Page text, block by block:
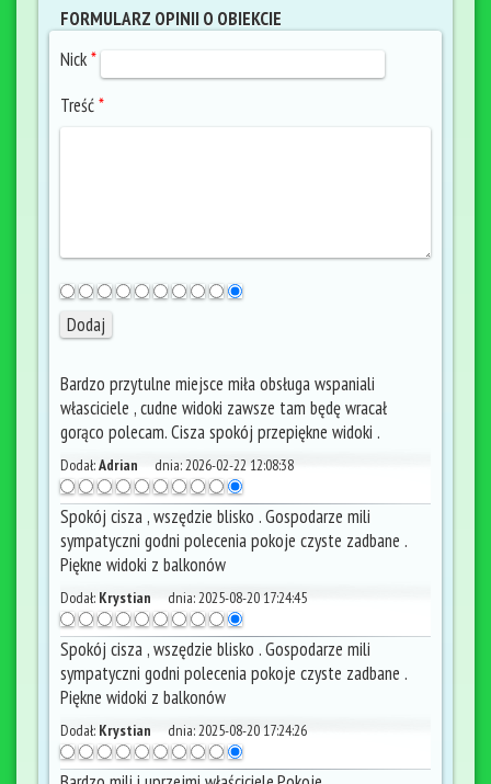
FORMULARZ OPINII O OBIEKCIE
Nick*
Treść*
Bardzo przytulne miejsce miła obsługa wspaniali
własciciele , cudne widoki zawsze tam będę wracał
gorąco polecam. Cisza spokój przepiękne widoki .
Dodał:Adrian dnia:2026-02-22 12:08:38
Spokój cisza , wszędzie blisko . Gospodarze mili
sympatyczni godni polecenia pokoje czyste zadbane .
Piękne widoki z balkonów
Dodał: Krystian dnia:2025-08-20 17:24:45
Spokój cisza , wszędzie blisko . Gospodarze mili
sympatyczni godni polecenia pokoje czyste zadbane .
Piękne widoki z balkonów
Dodał: Krystian dnia:2025-08-20 17:24:26